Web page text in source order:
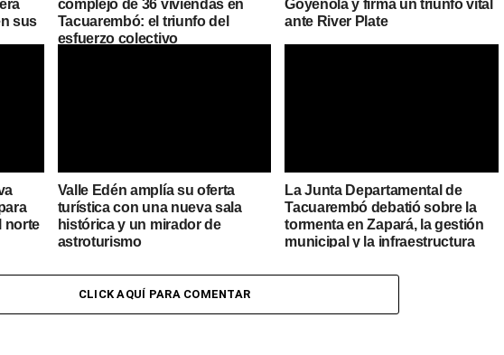
sus
complejo de 36 viviendas en
Tacuarembó: el triunfo del
esfuerzo colectivo
Goyenola y firma un triunfo vital
ante River Plate
norte
Valle Edén amplía su oferta
turística con una nueva sala
histórica y un mirador de
astroturismo
La Junta Departamental de
Tacuarembó debatió sobre la
tormenta en Zapará, la gestión
municipal y la infraestructura
CLICK AQUÍ PARA COMENTAR